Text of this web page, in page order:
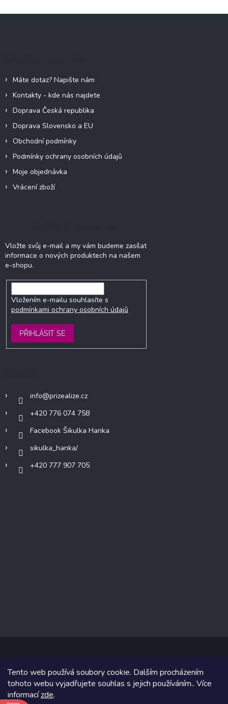
Tento web používá soubory cookie. Dalším procházením
tohoto webu vyjadřujete souhlas s jejich používáním.. Více
informacízde.
Máte dotaz? Napište nám
Kontakty - kde nás najdete
Doprava Česká republika
Doprava Slovensko a EU
Obchodní podmínky
Podmínky ochrany osobních údajů
Moje objednávka
Vrácení zboží
Vložte svůj e-mail a my vám budeme zasílat
informace o nových produktech na našem
e-shopu.
Vložením e-mailu souhlasíte s
podmínkami ochrany osobních údajů
PŘIHLÁSIT SE
info@prizealize.cz
+420 776 074 758
Facebook Šikulka Hanka
sikulka_hanka/
+420 777 907 705
Copyright 2026www.prizealize.cz. Všechna práva vyhrazena.
Grafický návrh vytvořil a na Shoptet implementoval